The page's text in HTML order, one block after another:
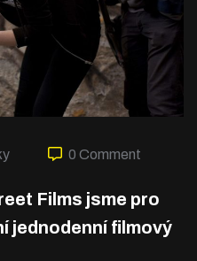
0 Comment
Films jsme pro
jednodenní filmový